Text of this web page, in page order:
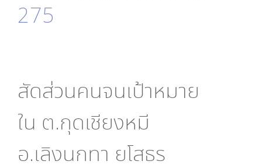
275
สัดส่วนคนจนเป้าหมาย
ใน ต.กุดเชียงหมี
อ.เลิงนกทา ยโสธร